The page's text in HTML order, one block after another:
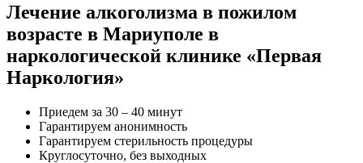
Лечение алкоголизма в пожилом
возрасте в Мариуполе в
наркологической клинике «Первая
Наркология»
Приедем за 30 – 40 минут
Гарантируем анонимность
Гарантируем стерильность процедуры
Круглосуточно, без выходных